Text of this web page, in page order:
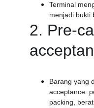
Terminal
menjadi bukti
2. Pre-
Barang yang
acceptance:
packing,